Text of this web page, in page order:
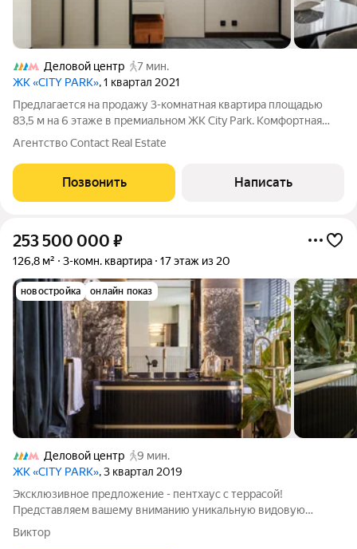
Деловой центр
7 мин.
ЖК «CITY PARK», 1 квартал 2021
Предлагается на продажу 3-комнатная квартира площадью
83,5 м на 6 этаже в премиальном ЖК City Park. Комфортная
функциональная планировка: кухня-гостиная с балконом, две
гостевой санузел,
Агентство Contact Real Estate
Позвонить Написать
253 500 000 ₽
126,8 м² 3-комн. квартира 17 этаж из 20
новостройка онлайн показ
Деловой центр
9 мин.
ЖК «CITY PARK», 3 квартал 2019
Эксклюзивное предложение - пентхаус с террасой!
Представляем вашему вниманию уникальную видовую
квартиру с террасой в одном из самых престижных жилых
комплексов Москвы Сити-парк. Это не просто квартира, это
Виктор